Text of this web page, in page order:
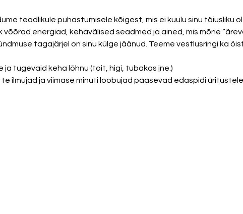
teadlikule puhastumisele kõigest, mis ei kuulu sinu täiusliku
energiad, kehavälised seadmed ja ained, mis mõne
ja tugevaid keha lõhnu (toit, higi, tubakas jne.)
ilmujad ja viimase minuti loobujad pääsevad edaspidi